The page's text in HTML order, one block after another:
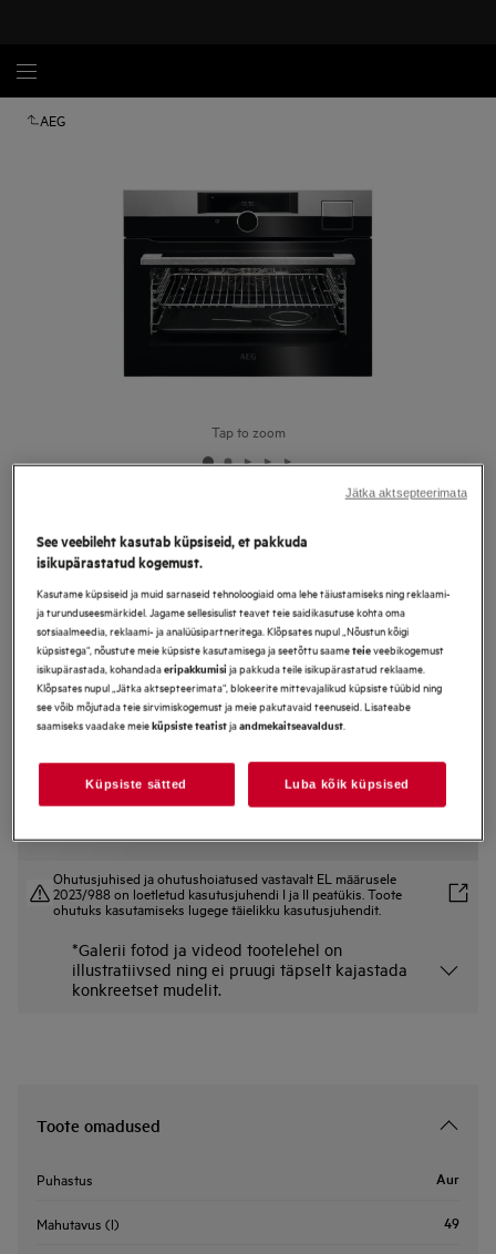
AEG
Tap to zoom
Auruahi 9000 Seeria SteamPro
Tootekirjeldus
Eelised
9000-sarja SteamPro-ahi Steamify®-funktsiooniga lubab teil küpsetada,
aurutada ja sous vide-meetodil toitu valmistada.
Funktsioon Steamify® reguleerib aurukogust automaatselt
SousVide teile vaakumküpsetamise tehnoloogiat, mida kasutavad ka
Ohutusjuhised ja ohutushoiatused vastavalt EL määrusele
2023/988 on loetletud kasutusjuhendi I ja II peatükis. Toote
ohutuks kasutamiseks lugege täielikku kasutusjuhendit.
*Galerii fotod ja videod tootelehel on
illustratiivsed ning ei pruugi täpselt kajastada
konkreetset mudelit.
Toote omadused
Puhastus Aur
Mahutavus (l) 49
See veebileht kasutab küpsiseid, et pakkuda
isikupärastatud kogemust.
Kasutame küpsiseid ja muid sarnaseid tehnoloogiaid oma lehe täiustamiseks ning reklaami-
ja turunduseesmärkidel. Jagame sellesisulist teavet teie saidikasutuse kohta oma
sotsiaalmeedia, reklaami- ja analüüsipartneritega. Klõpsates nupul „Nõustun kõigi
küpsistega“, nõustute meie küpsiste kasutamisega ja seetõttu saameteieveebikogemust
isikupärastada, kohandadaeripakkumisija pakkuda teile isikupärastatud reklaame.
Klõpsates nupul „Jätka aktsepteerimata“, blokeerite mittevajalikud küpsiste tüübid ning
see võib mõjutada teie sirvimiskogemust ja meie pakutavaid teenuseid. Lisateabe
saamiseks vaadake meieküpsiste teatistjaandmekaitseavaldust.
Küpsiste sätted Luba kõik küpsised
Jätka aktsepteerimata